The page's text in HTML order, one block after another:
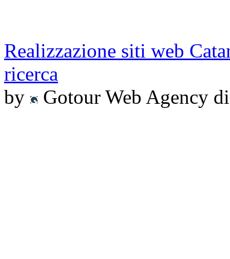
Realizzazione siti web
ricerca
by
Gotour Web Agency